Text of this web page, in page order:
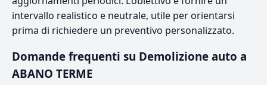
intervallo realistico e neutrale, utile per orientarsi
prima di richiedere un preventivo personalizzato.
Domande frequenti su Demolizione auto a
ABANO TERME